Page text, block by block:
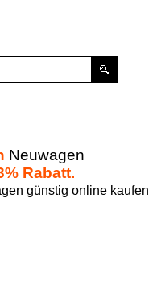
Neuwagen
Rabatt.
günstig online kaufen